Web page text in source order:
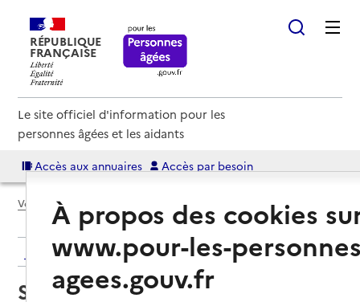
RÉPUBLIQUE
FRANÇAISE
Le site officiel d'information pour les
personnes âgées et les aidants
Accès aux annuaires Accès par besoin
Voir le fil d’Ariane
Retour aux résultats de l'annuaire
Service autonomie à domicile
À propos des cookies
www.pour-les-
agees.gouv.fr